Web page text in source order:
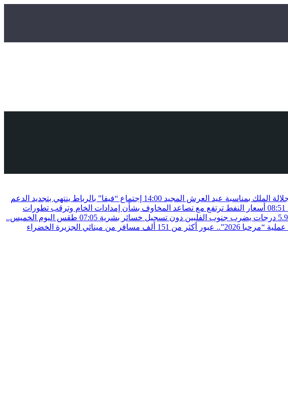
الملك بمناسبة عيد العرش المجيد 14:00 إجتماع “فيفا” بالرباط ينتهي بتجديد الدعم
08:51 أسعار النفط ترتفع مع تصاعد المخاوف بشأن إمدادات الخام وترقب تطورات
07:05 طقس اليوم الخميس..
عملية “مرحبا 2026”.. عبور أكثر من 151 ألف مسافر من مينائي الجزيرة الخضراء